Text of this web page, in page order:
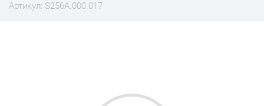
Артикул: S256A.000.017